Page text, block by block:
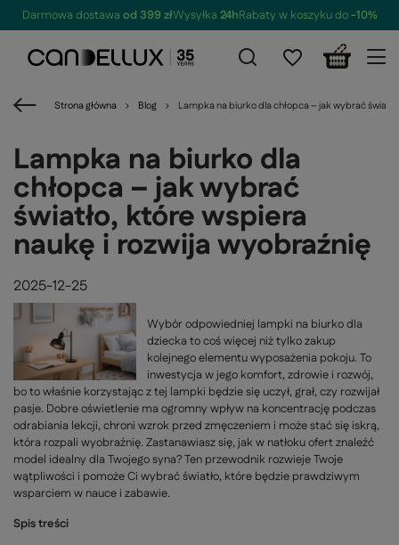
Darmowa dostawa od 399 złWysyłka 24hRabaty w koszyku do-10%
Strona główna Blog Lampka na biurko dla chłopca – jak wybrać
Lampka na biurko dla
chłopca – jak wybrać
światło, które wspiera
naukę i rozwija wyobraźnię
2025-12-25
Wybór odpowiedniej lampki na biurko dla
dziecka to coś więcej niż tylko zakup
kolejnego elementu wyposażenia pokoju. To
inwestycja w jego komfort, zdrowie i rozwój,
bo to właśnie korzystając z tej lampki będzie się uczył, grał, czy rozwijał
pasje. Dobre oświetlenie ma ogromny wpływ na koncentrację podczas
odrabiania lekcji, chroni wzrok przed zmęczeniem i może stać się iskrą,
która rozpali wyobraźnię. Zastanawiasz się, jak w natłoku ofert znaleźć
model idealny dla Twojego syna? Ten przewodnik rozwieje Twoje
wątpliwości i pomoże Ci wybrać światło, które będzie prawdziwym
wsparciem w nauce i zabawie.
Spis treści